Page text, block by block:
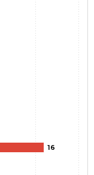
16